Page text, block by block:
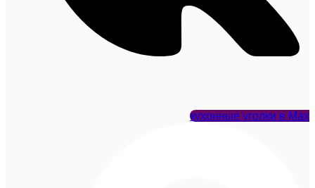
кухонные уголки в Max